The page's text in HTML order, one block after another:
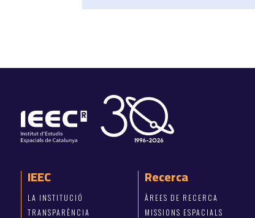
IEEC
LA INSTITUCIÓ
TRANSPARÈNCIA
Recerca
ÀREES DE RECERCA
MISSIONS ESPACIALS